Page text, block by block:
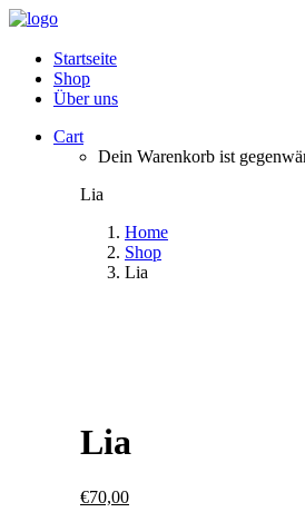
Startseite
Shop
Über uns
Cart
Dein Warenkorb ist
Lia
Home
Shop
Lia
Lia
€70,00